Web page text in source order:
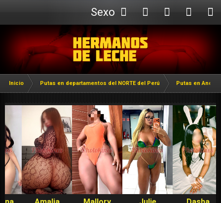
Sexo
Webcam
Inicio Putas en departamentos del NORTE del Perú Putas en